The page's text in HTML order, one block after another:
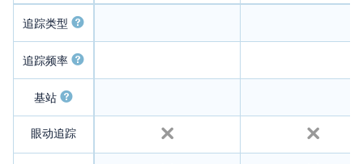
追踪类型
追踪频率
基站
眼动追踪